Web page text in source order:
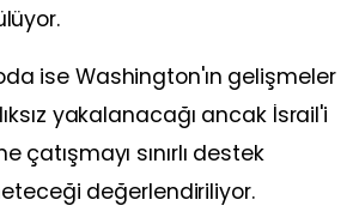
ise Washington'ın gelişmeler
yakalanacağı ancak İsrail'i
çatışmayı sınırlı destek
değerlendiriliyor.